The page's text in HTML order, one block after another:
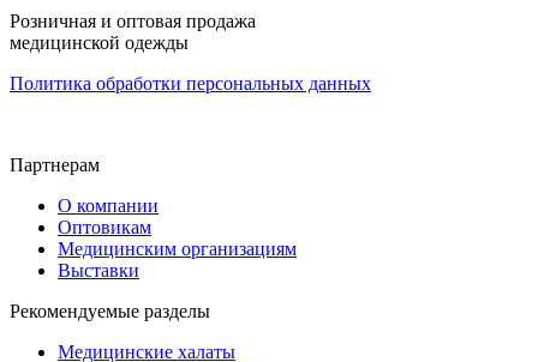
Розничная и оптовая продажа
медицинской одежды
Политика обработки персональных данных
Партнерам
О компании
Оптовикам
Медицинским организациям
Выставки
Рекомендуемые разделы
Медицинские халаты